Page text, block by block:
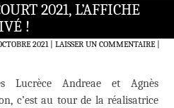
2021, L’AFFICHE
!
2021 LAISSER UN COMMENTAIRE|
Lucrèce Andreae et Agnès
c’est au tour de la réalisatrice